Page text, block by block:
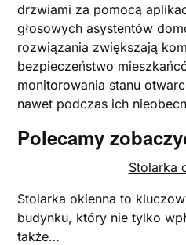
drzwiami za pomocą
głosowych asystentów
rozwiązania zwiększają
bezpieczeństwo
monitorowania stanu
nawet podczas ich
Polecamy
Stolarka
Stolarka okienna to
budynku, który nie tylko
także…